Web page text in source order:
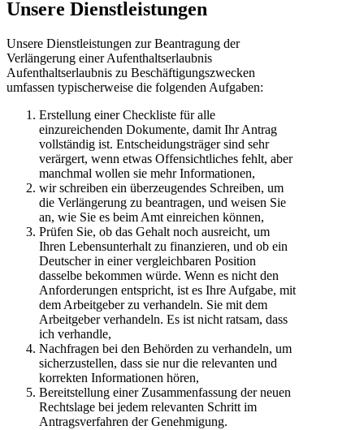
Unsere Dienstleistungen
Unsere Dienstleistungen zur Beantragung der
Verlängerung einer Aufenthaltserlaubnis
Aufenthaltserlaubnis zu Beschäftigungszwecken
umfassen typischerweise die folgenden Aufgaben:
Erstellung einer Checkliste für alle
einzureichenden Dokumente, damit Ihr Antrag
vollständig ist. Entscheidungsträger sind sehr
verärgert, wenn etwas Offensichtliches fehlt, aber
manchmal wollen sie mehr Informationen,
wir schreiben ein überzeugendes Schreiben, um
die Verlängerung zu beantragen, und weisen Sie
an, wie Sie es beim Amt einreichen können,
Prüfen Sie, ob das Gehalt noch ausreicht, um
Ihren Lebensunterhalt zu finanzieren, und ob ein
Deutscher in einer vergleichbaren Position
dasselbe bekommen würde. Wenn es nicht den
Anforderungen entspricht, ist es Ihre Aufgabe, mit
dem Arbeitgeber zu verhandeln. Sie mit dem
Arbeitgeber verhandeln. Es ist nicht ratsam, dass
ich verhandle,
Nachfragen bei den Behörden zu verhandeln, um
sicherzustellen, dass sie nur die relevanten und
korrekten Informationen hören,
Bereitstellung einer Zusammenfassung der neuen
Rechtslage bei jedem relevanten Schritt im
Antragsverfahren der Genehmigung.